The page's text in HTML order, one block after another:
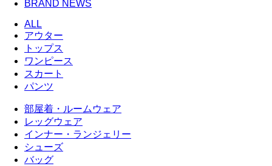
BRAND NEWS
ALL
アウター
トップス
ワンピース
スカート
パンツ
部屋着・ルームウェア
レッグウェア
インナー・ランジェリー
シューズ
バッグ